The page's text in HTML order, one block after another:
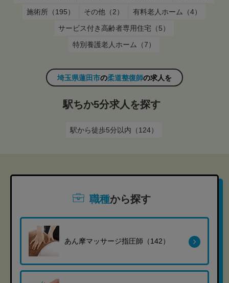
施術所（195）
その他（2）
有料老人ホーム（4）
サービス付き高齢者専用住宅（5）
特別養護老人ホーム（7）
埼玉県蓮田市の柔道整復師の求人を
駅ちか5分求人を探す
駅から徒歩5分以内（124）
職種から探す
あん摩マッサージ指圧師（142）